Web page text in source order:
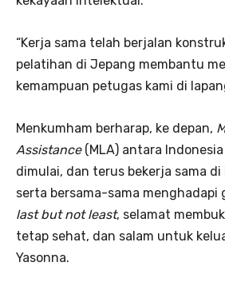
“Kerja sama telah berjalan
pelatihan di Jepang membantu
kemampuan petugas kami di
Menkumham berharap, ke depan,
Assistance(MLA) antara
dimulai, dan terus bekerja sama di
serta bersama-sama menghadapi
last but not least, selamat
tetap sehat, dan salam untuk
Yasonna.